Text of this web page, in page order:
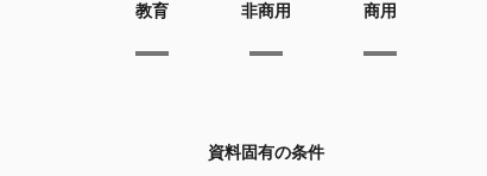
教育 非商用 商用
資料固有の条件